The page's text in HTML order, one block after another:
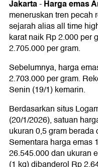
Jakarta-Harga emas
meneruskan tren pecah
sejarah alias all time
karat naik Rp 2.000 per
2.705.000 per gram.
Sebelumnya, harga
2.703.000 per gram.
Senin (19/1) kemarin.
Berdasarkan situs
(20/1/2026), satuan
ukuran 0,5 gram
Sementara harga emas
26.545.000 dan ukuran